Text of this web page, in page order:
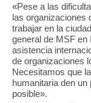
«Pese a las
las organizaciones
trabajar en la
general de MSF
asistencia
de organizaciones
Necesitamos que
humanitaria den
posible».